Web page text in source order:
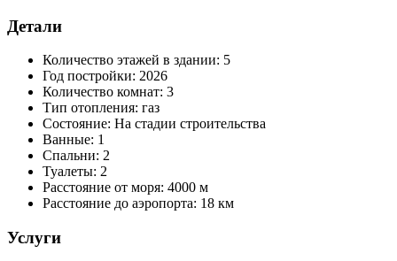
Детали
Количество этажей в здании: 5
Год постройки: 2026
Количество комнат: 3
Тип отопления: газ
Состояние: На стадии строительства
Ванные: 1
Спальни: 2
Туалеты: 2
Расстояние от моря: 4000 м
Расстояние до аэропорта: 18 км
Услуги